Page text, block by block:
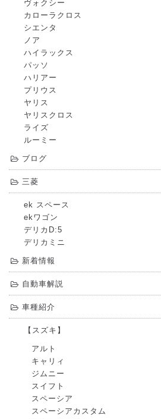
ヴォクシー
カローラクロス
シエンタ
ノア
ハイラックス
パッソ
ハリアー
プリウス
ヤリス
ヤリスクロス
ライズ
ルーミー
ブログ
三菱
ek スペース
ekワゴン
デリカD:5
デリカミニ
新着情報
自動車解説
車種紹介
【スズキ】
アルト
キャリィ
ジムニー
スイフト
スペーシア
スペーシアカスタム